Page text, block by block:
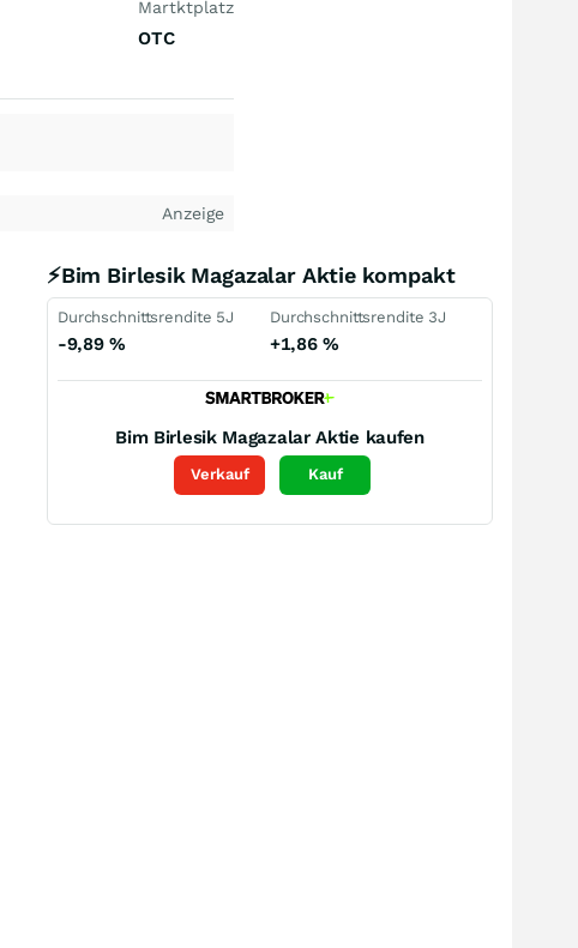
Martktplatz
OTC
Anzeige
⚡Bim Birlesik Magazalar Aktie kompakt
Durchschnittsrendite 5J
-9,89%
Durchschnittsrendite 3J
+1,86%
Bim Birlesik Magazalar Aktie kaufen
Verkauf Kauf